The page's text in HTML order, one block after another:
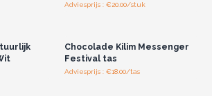
Adviesprijs : €20.00/stuk
Chocolade Kilim Messenger
Festival tas
Adviesprijs : €18.00/tas